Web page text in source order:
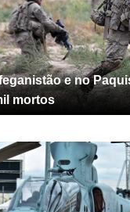
e no
mortos